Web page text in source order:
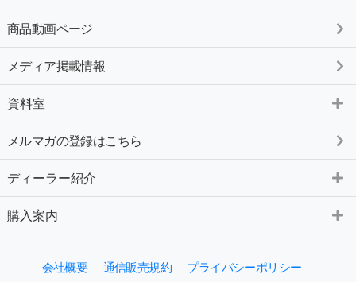
商品動画ページ
メディア掲載情報
資料室
メルマガの登録はこちら
ディーラー紹介
購入案内
会社概要 通信販売規約
プライバシーポリシー